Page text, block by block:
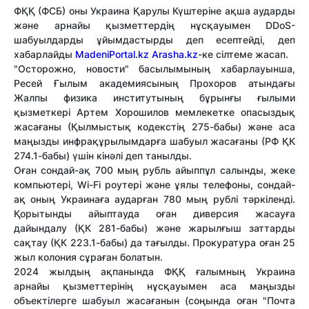
ФҚҚ (ФСБ) оны Украина Қарулы Күштеріне ақша аударды
және арнайы қызметтердің нұсқауымен DDoS-
шабуылдарды ұйымдастырды деп есептейді, деп
хабарлайды MadeniPortal.kz Arasha.kz-ке сілтеме жасап.
"Осторожно, новости" басылымының хабарлауынша,
Ресей Ғылым академиясының Прохоров атындағы
Жалпы физика институтының бұрынғы ғылыми
қызметкері Артем Хорошилов мемлекетке опасыздық
жасағаны (Қылмыстық кодекстің 275-бабы) және аса
маңызды инфрақұрылымдарға шабуыл жасағаны (РФ ҚК
274.1-бабы) үшін кінәлі деп танылды.
Оған сондай-ақ 700 мың рубль айыппұл салынды, жеке
компьютері, Wi-Fi роутері және ұялы телефоны, сондай-
ақ оның Украинаға аударған 780 мың рублі тәркіленді.
Қорытынды айыптауда оған диверсия жасауға
дайындалу (ҚК 281-бабы) және жарылғыш заттарды
сақтау (ҚК 223.1-бабы) да тағылды. Прокуратура оған 25
жыл колония сұраған болатын.
2024 жылдың ақпанында ФҚҚ ғалымның Украина
арнайы қызметтерінің нұсқауымен аса маңызды
объектілерге шабуыл жасағанын (соңында оған "Почта